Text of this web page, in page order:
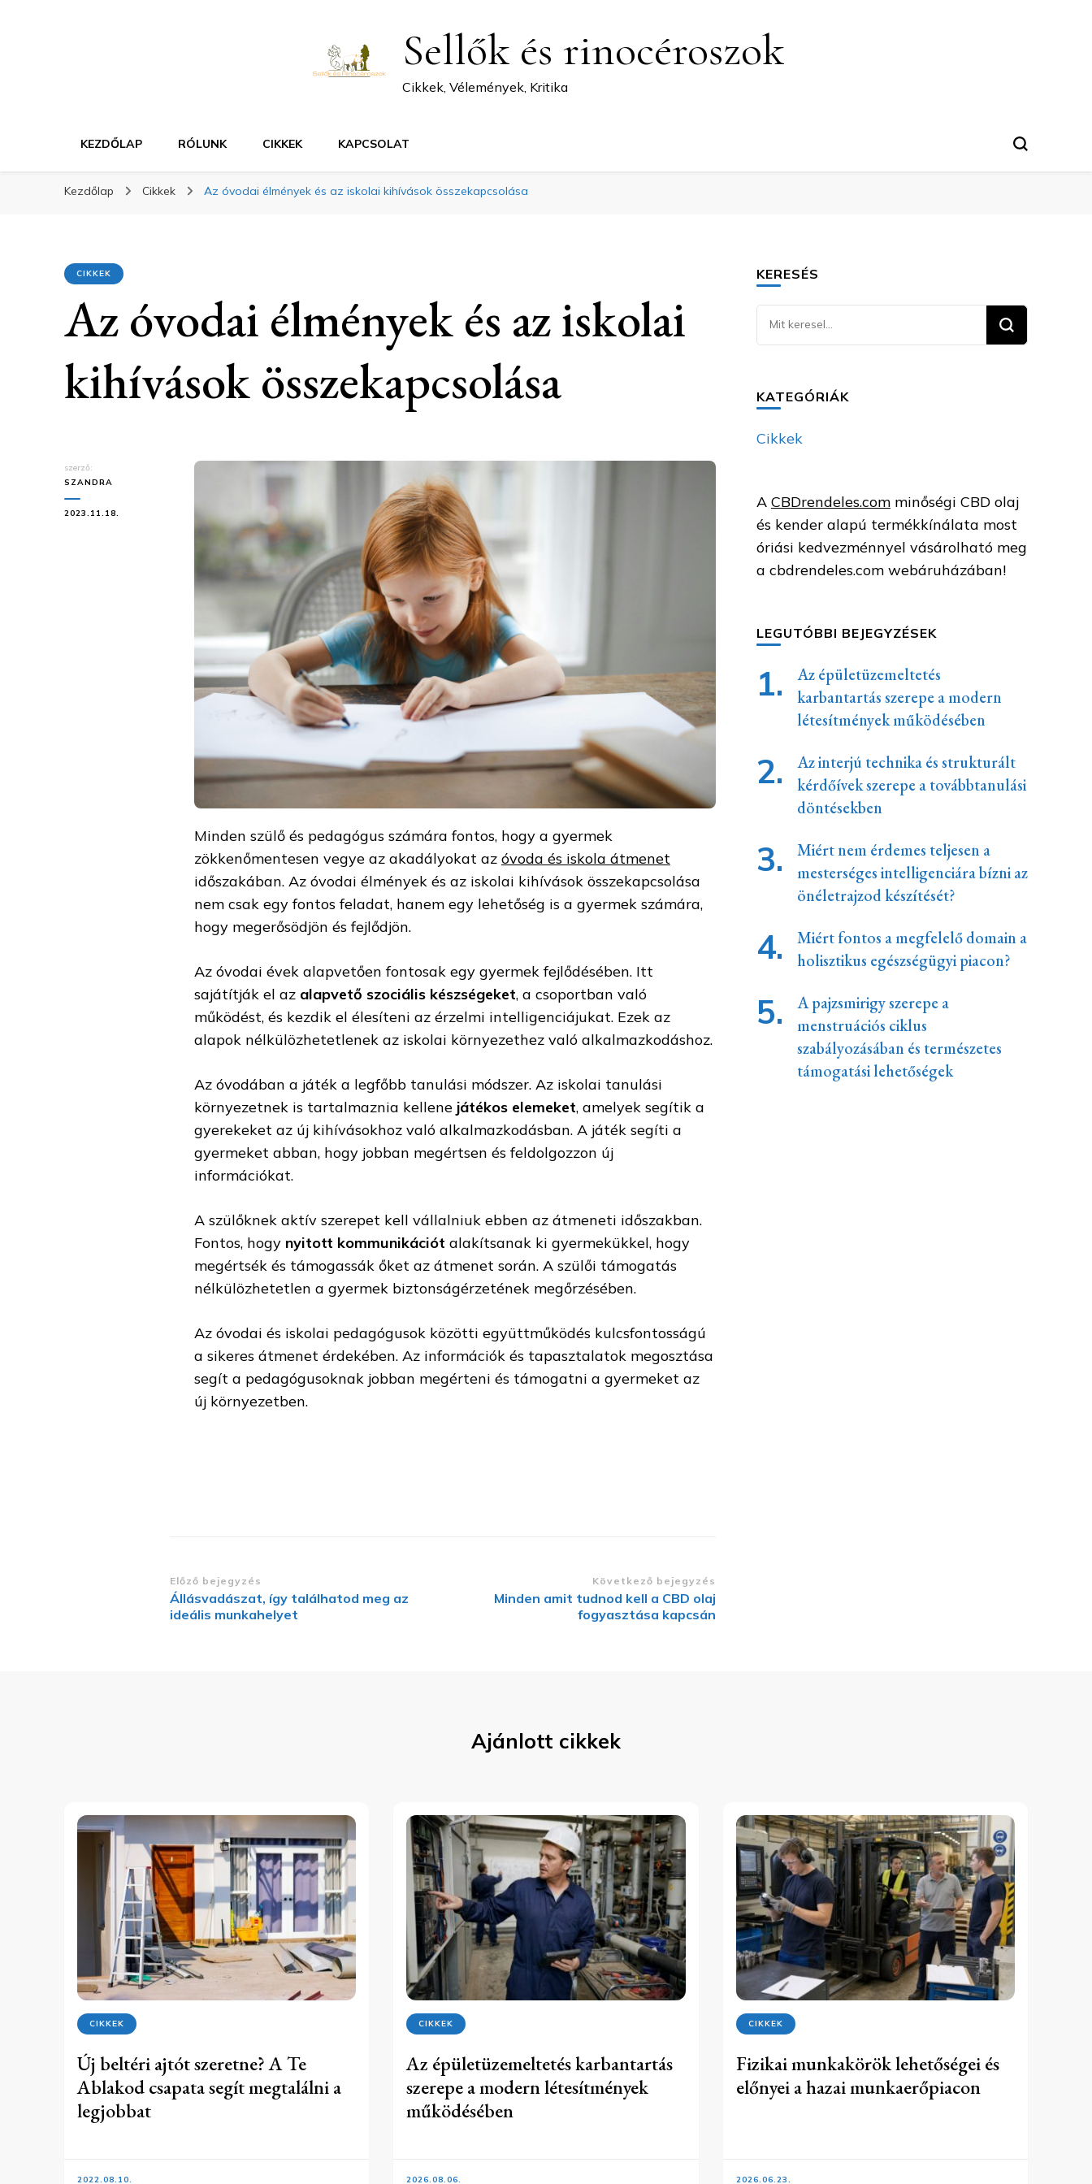
Sellők és rinocéroszok
Cikkek, Vélemények, Kritika
KEZDŐLAP RÓLUNK CIKKEK KAPCSOLAT
Kezdőlap Cikkek Az óvodai élmények és az iskolai kihívások összekapcsolása
CIKKEK
Az óvodai élmények és az iskolai
kihívások összekapcsolása
szerző:
SZANDRA
2023.11.18.
Minden szülő és pedagógus számára fontos, hogy a gyermek
zökkenőmentesen vegye az akadályokat az óvoda és iskola átmenet
időszakában. Az óvodai élmények és az iskolai kihívások összekapcsolása
nem csak egy fontos feladat, hanem egy lehetőség is a gyermek számára,
hogy megerősödjön és fejlődjön.
Az óvodai évek alapvetően fontosak egy gyermek fejlődésében. Itt
sajátítják el az alapvető szociális készségeket, a csoportban való
működést, és kezdik el élesíteni az érzelmi intelligenciájukat. Ezek az
alapok nélkülözhetetlenek az iskolai környezethez való alkalmazkodáshoz.
Az óvodában a játék a legfőbb tanulási módszer. Az iskolai tanulási
környezetnek is tartalmaznia kellene játékos elemeket, amelyek segítik a
gyerekeket az új kihívásokhoz való alkalmazkodásban. A játék segíti a
gyermeket abban, hogy jobban megértsen és feldolgozzon új
információkat.
A szülőknek aktív szerepet kell vállalniuk ebben az átmeneti időszakban.
Fontos, hogy nyitott kommunikációt alakítsanak ki gyermekükkel, hogy
megértsék és támogassák őket az átmenet során. A szülői támogatás
nélkülözhetetlen a gyermek biztonságérzetének megőrzésében.
Az óvodai és iskolai pedagógusok közötti együttműködés kulcsfontosságú
a sikeres átmenet érdekében. Az információk és tapasztalatok megosztása
segít a pedagógusoknak jobban megérteni és támogatni a gyermeket az
új környezetben.
Bejegyzések
navigációja
Előző bejegyzés
Állásvadászat, így találhatod meg az
ideális munkahelyet
Következő bejegyzés
Minden amit tudnod kell a CBD olaj
fogyasztása kapcsán
KERESÉS
Keresel
valamit?
KATEGÓRIÁK
Cikkek
A CBDrendeles.comminőségi CBD olaj
és kender alapú termékkínálata most
óriási kedvezménnyel vásárolható meg
a cbdrendeles.com webáruházában!
LEGUTÓBBI BEJEGYZÉSEK
Az épületüzemeltetés
karbantartás szerepe a modern
létesítmények működésében
Az interjú technika és strukturált
kérdőívek szerepe a továbbtanulási
döntésekben
Miért nem érdemes teljesen a
mesterséges intelligenciára bízni az
önéletrajzod készítését?
Miért fontos a megfelelő domain a
holisztikus egészségügyi piacon?
A pajzsmirigy szerepe a
menstruációs ciklus
szabályozásában és természetes
támogatási lehetőségek
Ajánlott cikkek
CIKKEK
Új beltéri ajtót szeretne? A Te
Ablakod csapata segít megtalálni a
legjobbat
2022.08.10.
CIKKEK
Az épületüzemeltetés karbantartás
szerepe a modern létesítmények
működésében
2026.08.06.
CIKKEK
Fizikai munkakörök lehetőségei és
előnyei a hazai munkaerőpiacon
2026.06.23.